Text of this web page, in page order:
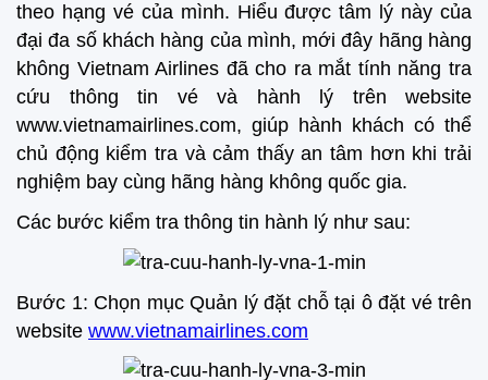
theo hạng vé của mình. Hiểu được tâm lý này của
đại đa số khách hàng của mình, mới đây hãng hàng
không Vietnam Airlines đã cho ra mắt tính năng tra
cứu thông tin vé và hành lý trên website
www.vietnamairlines.com, giúp hành khách có thể
chủ động kiểm tra và cảm thấy an tâm hơn khi trải
nghiệm bay cùng hãng hàng không quốc gia.
Các bước kiểm tra thông tin hành lý như sau:
Bước 1: Chọn mục Quản lý đặt chỗ tại ô đặt vé trên
website www.vietnamairlines.com